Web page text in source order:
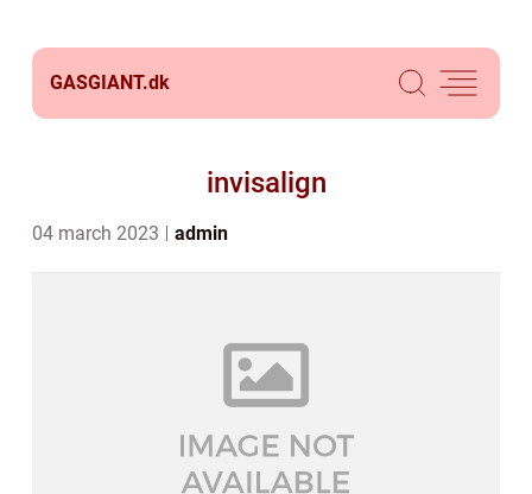
GASGIANT.dk
invisalign
04 march 2023 admin